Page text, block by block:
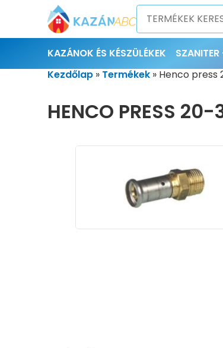
KAZÁNOK ÉS KÉSZÜLÉKEK
Kezdőlap » Termékek » Henco press
HENCO PRESS